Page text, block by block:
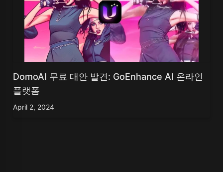
DomoAI 무료 대안 발견: GoEnhance AI 온라인
플랫폼
April 2, 2024